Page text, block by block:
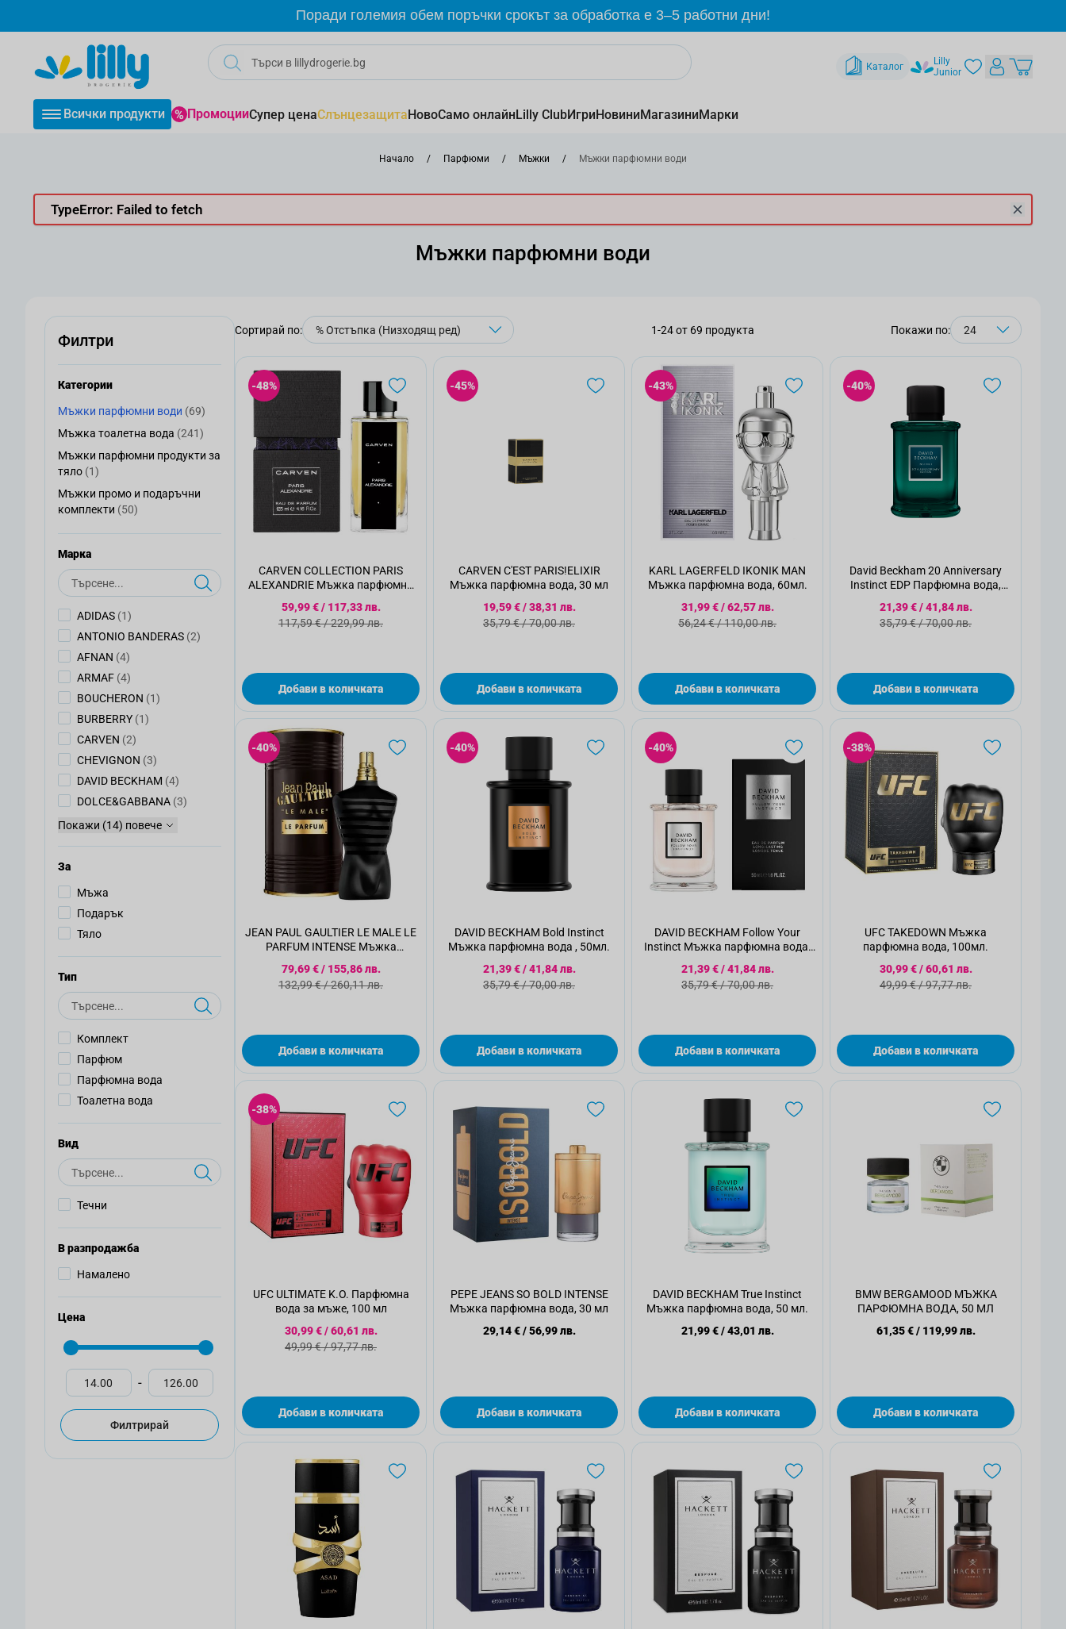
Поради големия обем поръчки срокът за обработка е 3–5 работни дни!
Каталог
Lilly
Junior
Всички продукти ПромоцииСупер ценаСлънцезащитаНовоСамо онлайнLilly ClubИгриНовиниМагазиниМарки
Начало / Парфюми / Мъжки / Мъжки парфюмни води
TypeError: Failed to fetch
Мъжки парфюмни води
Филтри
Категории
Мъжки парфюмни води
Мъжки парфюмни води (69)
Мъжка тоалетна вода
Мъжка тоалетна вода (241)
Мъжки парфюмни продукти за тяло
Мъжки парфюмни продукти за
тяло (1)
Мъжки промо и подаръчни комплекти
Мъжки промо и подаръчни
комплекти (50)
Mарка
Търсене
ADIDAS (1)
ANTONIO BANDERAS (2)
AFNAN (4)
ARMAF (4)
BOUCHERON (1)
BURBERRY (1)
CARVEN (2)
CHEVIGNON (3)
DAVID BECKHAM (4)
DOLCE&GABBANA (3)
Покажи (14) повече
За
Мъжа
Подарък
Тяло
Тип
Търсене
Комплект
Парфюм
Парфюмна вода
Тоалетна вода
Вид
Търсене
Течни
В разпродажба
Намалено
Цена
-
Филтрирай
Сортирай по: 1-24от 69 продукта Покажи по:
-48%
CARVEN COLLECTION PARIS
ALEXANDRIE Мъжка парфюмна
Специална цена
59,99 €/ 117,33 лв.
Стандартна цена
117,59 €/229,99 лв.
Добави в количката
-45%
CARVEN C'EST PARIS!ELIXIR
Мъжка парфюмна вода, 30 мл
Специална цена
19,59 €/38,31 лв.
Стандартна цена
35,79 €/70,00 лв.
Добави в количката
-43%
KARL LAGERFELD IKONIK MAN
Мъжка парфюмна вода, 60мл.
Специална цена
31,99 €/62,57 лв.
Стандартна цена
56,24 €/110,00 лв.
Добави в количката
-40%
David Beckham 20 Anniversary
Instinct EDP Парфюмна вода,
Специална цена
21,39 €/41,84 лв.
Стандартна цена
35,79 €/70,00 лв.
Добави в количката
-40%
JEAN PAUL GAULTIER LE MALE LE
PARFUM INTENSE Мъжка
Специална цена
79,69 €/ 155,86 лв.
Стандартна цена
132,99 €/260,11 лв.
Добави в количката
-40%
DAVID BECKHAM Bold Instinct
Мъжка парфюмна вода , 50мл.
Специална цена
21,39 €/41,84 лв.
Стандартна цена
35,79 €/70,00 лв.
Добави в количката
-40%
DAVID BECKHAM Follow Your
Instinct Мъжка парфюмна вода,
Специална цена
21,39 €/41,84 лв.
Стандартна цена
35,79 €/70,00 лв.
Добави в количката
-38%
UFC TAKEDOWN Мъжка
парфюмна вода, 100мл.
Специална цена
30,99 €/60,61 лв.
Стандартна цена
49,99 €/97,77 лв.
Добави в количката
-38%
UFC ULTIMATE K.O. Парфюмна
вода за мъже, 100 мл
Специална цена
30,99 €/60,61 лв.
Стандартна цена
49,99 €/97,77 лв.
Добави в количката
PEPE JEANS SO BOLD INTENSE
Мъжка парфюмна вода, 30 мл
29,14 €/56,99 лв.
Добави в количката
DAVID BECKHAM True Instinct
Мъжка парфюмна вода, 50 мл.
21,99 €/43,01 лв.
Добави в количката
BMW BERGAMOOD МЪЖКА
ПАРФЮМНА ВОДА, 50 МЛ
61,35 €/ 119,99 лв.
Добави в количката